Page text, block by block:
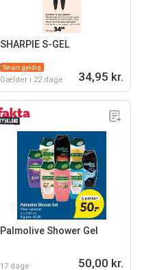
SHARPIE S-GEL
Snart gyldig
Gælder i 22 dage 34,95 kr.
Palmolive Shower Gel
17 dage 50,00 kr.